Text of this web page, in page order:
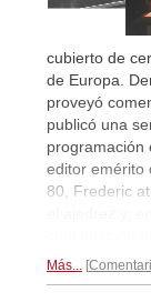
cubierto de
de Europa.
proveyó
publicó una
programación
editor emérito
80, Frederic
Más...